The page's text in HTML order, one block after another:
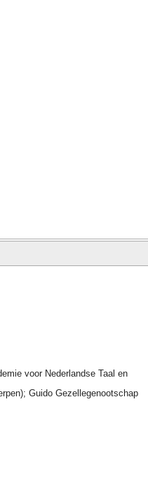
voor Nederlandse Taal en
Guido Gezellegenootschap